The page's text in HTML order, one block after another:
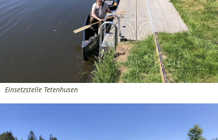
Einsetzstelle Tetenhusen